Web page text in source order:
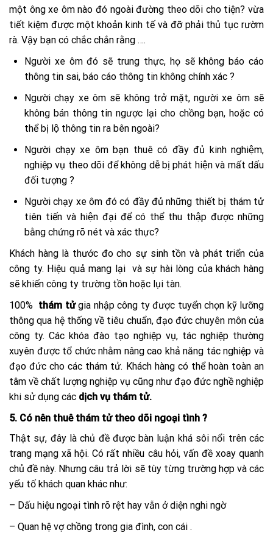
một ông xe ôm nào đó ngoài đường theo dõi cho tiện? vừa
tiết kiệm được một khoản kinh tế và đỡ phải thủ tục rườm
rà. Vậy bạn có chắc chắn rằng ….
Người xe ôm đó sẽ trung thực, họ sẽ không báo cáo
thông tin sai, báo cáo thông tin không chính xác ?
Người chạy xe ôm sẽ không trở mặt, người xe ôm sẽ
không bán thông tin ngược lại cho chồng bạn, hoặc có
thể bị lộ thông tin ra bên ngoài?
Người chạy xe ôm bạn thuê có đầy đủ kinh nghiệm,
nghiệp vụ theo dõi để không dễ bị phát hiện và mất dấu
đối tượng ?
Người chạy xe ôm đó có đầy đủ những thiết bị thám tử
tiên tiến và hiện đại để có thể thu thập được những
bằng chứng rõ nét và xác thực?
Khách hàng là thước đo cho sự sinh tồn và phát triển của
công ty. Hiệu quả mang lại và sự hài lòng của khách hàng
sẽ khiến công ty trường tồn hoặc lụi tàn.
100% thám tửgia nhập công ty được tuyển chọn kỹ lưỡng
thông qua hệ thống về tiêu chuẩn, đạo đức chuyên môn của
công ty. Các khóa đào tạo nghiệp vụ, tác nghiệp thường
xuyên được tổ chức nhằm nâng cao khả năng tác nghiệp và
đạo đức cho các thám tử. Khách hàng có thể hoàn toàn an
tâm về chất lượng nghiệp vụ cũng như đạo đức nghề nghiệp
khi sử dụng các dịch vụ thám tử.
5. Có nên thuê thám tử theo dõi ngoại tình ?
Thật sự, đây là chủ đề được bàn luận khá sôi nổi trên các
trang mạng xã hội. Có rất nhiều câu hỏi, vấn đề xoay quanh
chủ đề này. Nhưng câu trả lời sẽ tùy từng trường hợp và các
yếu tố khách quan khác như:
– Dấu hiệu ngoại tình rõ rệt hay vẫn ở diện nghi ngờ
– Quan hệ vợ chồng trong gia đình, con cái .